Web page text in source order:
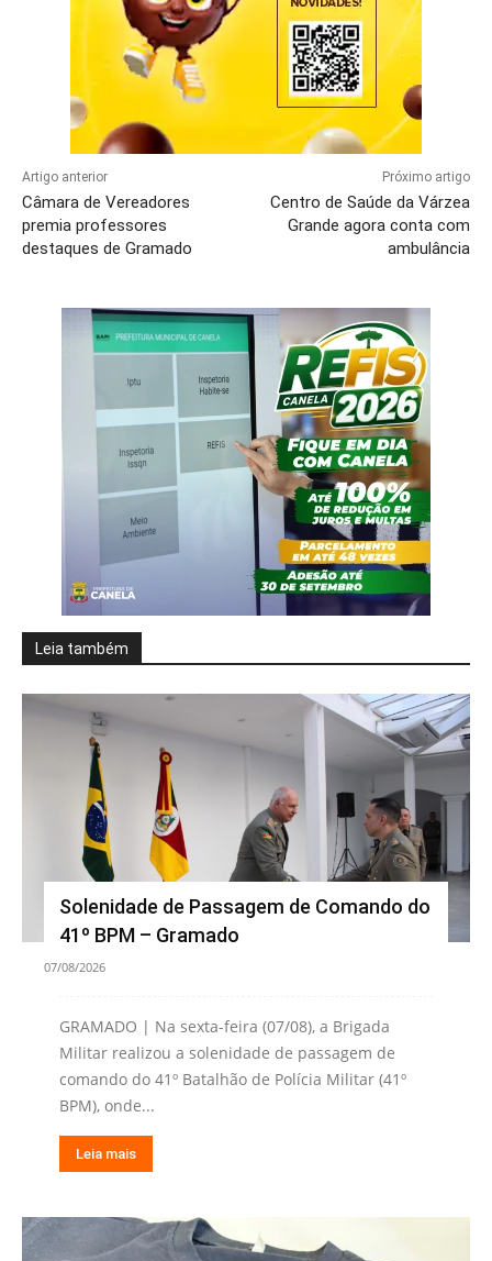
Artigo anterior
Câmara de Vereadores
premia professores
destaques de Gramado
Próximo artigo
Centro de Saúde da Várzea
Grande agora conta com
ambulância
Leia também
Solenidade de Passagem de Comando do
41º BPM – Gramado
07/08/2026
GRAMADO | Na sexta-feira (07/08), a Brigada
Militar realizou a solenidade de passagem de
comando do 41º Batalhão de Polícia Militar (41º
BPM), onde...
Leia mais